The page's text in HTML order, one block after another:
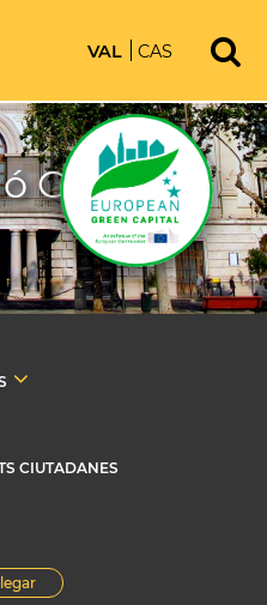
VAL CAS
General
CIUTADANES